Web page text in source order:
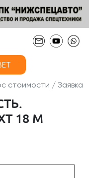
стоимости / Заявка
18 М